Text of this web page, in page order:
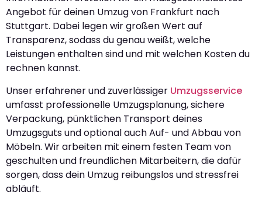
Angebot für deinen Umzug von Frankfurt nach
Stuttgart. Dabei legen wir großen Wert auf
Transparenz, sodass du genau weißt, welche
Leistungen enthalten sind und mit welchen Kosten du
rechnen kannst.
Unser erfahrener und zuverlässiger Umzugsservice
umfasst professionelle Umzugsplanung, sichere
Verpackung, pünktlichen Transport deines
Umzugsguts und optional auch Auf- und Abbau von
Möbeln. Wir arbeiten mit einem festen Team von
geschulten und freundlichen Mitarbeitern, die dafür
sorgen, dass dein Umzug reibungslos und stressfrei
abläuft.